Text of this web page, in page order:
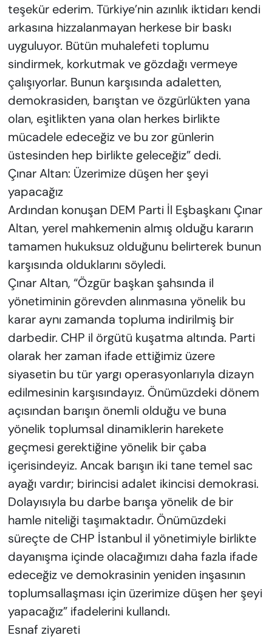
teşekür ederim. Türkiye’nin azınlık iktidarı kendi
arkasına hizzalanmayan herkese bir baskı
uyguluyor. Bütün muhalefeti toplumu
sindirmek, korkutmak ve gözdağı vermeye
çalışıyorlar. Bunun karşısında adaletten,
demokrasiden, barıştan ve özgürlükten yana
olan, eşitlikten yana olan herkes birlikte
mücadele edeceğiz ve bu zor günlerin
üstesinden hep birlikte geleceğiz” dedi.
Çınar Altan: Üzerimize düşen her şeyi
yapacağız
Ardından konuşan DEM Parti İl Eşbaşkanı Çınar
Altan, yerel mahkemenin almış olduğu kararın
tamamen hukuksuz olduğunu belirterek bunun
karşısında olduklarını söyledi.
Çınar Altan, “Özgür başkan şahsında il
yönetiminin görevden alınmasına yönelik bu
karar aynı zamanda topluma indirilmiş bir
darbedir. CHP il örgütü kuşatma altında. Parti
olarak her zaman ifade ettiğimiz üzere
siyasetin bu tür yargı operasyonlarıyla dizayn
edilmesinin karşısındayız. Önümüzdeki dönem
açısından barışın önemli olduğu ve buna
yönelik toplumsal dinamiklerin harekete
geçmesi gerektiğine yönelik bir çaba
içerisindeyiz. Ancak barışın iki tane temel sac
ayağı vardır; birincisi adalet ikincisi demokrasi.
Dolayısıyla bu darbe barışa yönelik de bir
hamle niteliği taşımaktadır. Önümüzdeki
süreçte de CHP İstanbul il yönetimiyle birlikte
dayanışma içinde olacağımızı daha fazla ifade
edeceğiz ve demokrasinin yeniden inşasının
toplumsallaşması için üzerimize düşen her şeyi
yapacağız” ifadelerini kullandı.
Esnaf ziyareti